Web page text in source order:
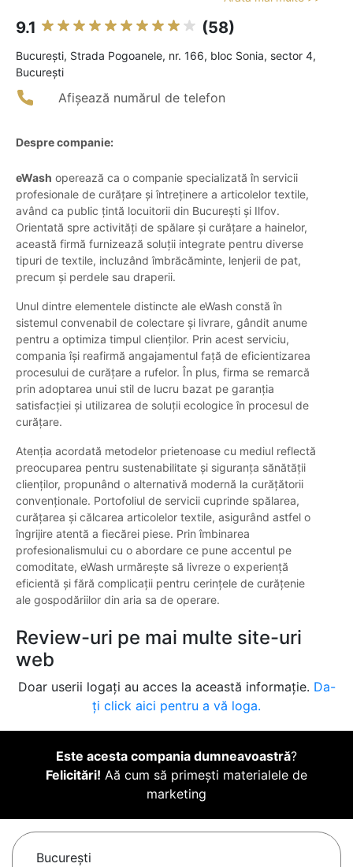
9.1 (58)
Bucureşti, Strada Pogoanele, nr. 166, bloc Sonia, sector 4,
București
Afișează numărul de telefon
Despre companie:
eWash operează ca o companie specializată în servicii
profesionale de curățare și întreținere a articolelor textile,
având ca public țintă locuitorii din București și Ilfov.
Orientată spre activități de spălare și curățare a hainelor,
această firmă furnizează soluții integrate pentru diverse
tipuri de textile, incluzând îmbrăcăminte, lenjerii de pat,
precum și perdele sau draperii.
Unul dintre elementele distincte ale eWash constă în
sistemul convenabil de colectare și livrare, gândit anume
pentru a optimiza timpul clienților. Prin acest serviciu,
compania își reafirmă angajamentul față de eficientizarea
procesului de curățare a rufelor. În plus, firma se remarcă
prin adoptarea unui stil de lucru bazat pe garanția
satisfacției și utilizarea de soluții ecologice în procesul de
curățare.
Atenția acordată metodelor prietenoase cu mediul reflectă
preocuparea pentru sustenabilitate și siguranța sănătății
clienților, propunând o alternativă modernă la curățătorii
convenționale. Portofoliul de servicii cuprinde spălarea,
curățarea și călcarea articolelor textile, asigurând astfel o
îngrijire atentă a fiecărei piese. Prin îmbinarea
profesionalismului cu o abordare ce pune accentul pe
comoditate, eWash urmărește să livreze o experiență
eficientă și fără complicații pentru cerințele de curățenie
ale gospodăriilor din aria sa de operare.
Review-uri pe mai multe site-uri
web
Doar userii logați au acces la această informație. Da-
ți click aici pentru a vă loga.
Este acesta compania dumneavoastră?
Felicitări! Aă cum să primești materialele de
marketing
Bucureşti